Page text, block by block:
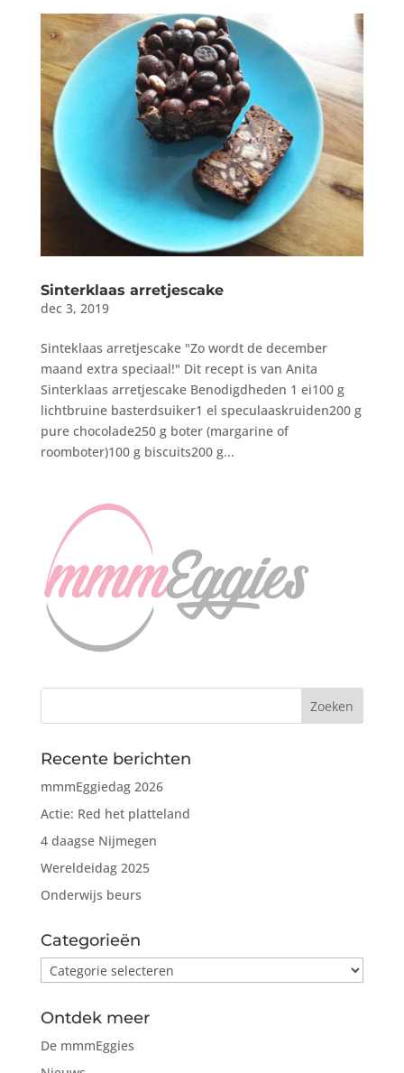
Sinterklaas arretjescake
dec 3, 2019
Sinteklaas arretjescake "Zo wordt de december
maand extra speciaal!" Dit recept is van Anita
Sinterklaas arretjescake Benodigdheden 1 ei100 g
lichtbruine basterdsuiker1 el speculaaskruiden200 g
pure chocolade250 g boter (margarine of
roomboter)100 g biscuits200 g...
Recente berichten
mmmEggiedag 2026
Actie: Red het platteland
4 daagse Nijmegen
Wereldeidag 2025
Onderwijs beurs
Categorieën
Categorieën
Ontdek meer
De mmmEggies